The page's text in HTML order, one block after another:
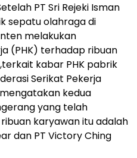
PT Sri Rejeki Isman
sepatu olahraga di
melakukan
(PHK) terhadap ribuan
kabar PHK pabrik
Serikat Pekerja
kedua
yang telah
karyawan itu adalah
dan PT Victory Ching